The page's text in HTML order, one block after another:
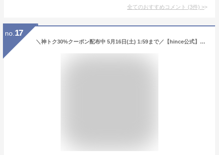
全てのおすすめコメント (3件) >
no. 17
＼神トク30%クーポン配布中 5月16日(土) 1:59まで／【hince公式】カバーマスターピンククッション / セカンドスキンメッシュマットクッション / セカンドスキングロウクッション / 本品 / 本品+レフィル / クッションファンデ